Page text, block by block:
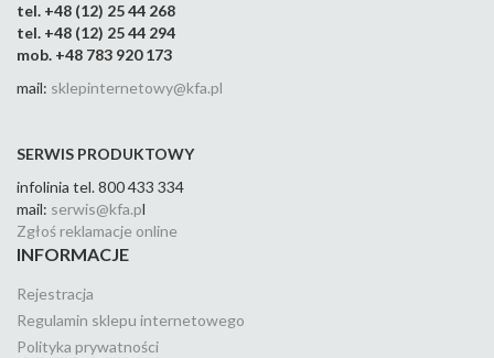
tel. +48 (12) 25 44 268
tel. +48 (12) 25 44 294
mob. +48 783 920 173
mail: sklepinternetowy@kfa.pl
SERWIS PRODUKTOWY
infolinia tel. 800 433 334
mail: serwis@kfa.pl
Zgłoś reklamacje online
INFORMACJE
Rejestracja
Regulamin sklepu internetowego
Polityka prywatności